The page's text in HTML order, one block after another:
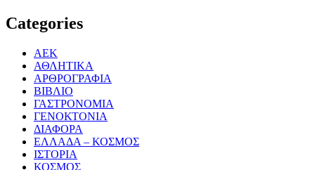
Categories
ΑΕΚ
ΑΘΛΗΤΙΚΑ
ΑΡΘΡΟΓΡΑΦΙΑ
ΒΙΒΛΙΟ
ΓΑΣΤΡΟΝΟΜΙΑ
ΓΕΝΟΚΤΟΝΙΑ
ΔΙΑΦΟΡΑ
ΕΛΛΑΔΑ – ΚΟΣΜΟΣ
ΙΣΤΟΡΙΑ
ΚΟΣΜΟΣ